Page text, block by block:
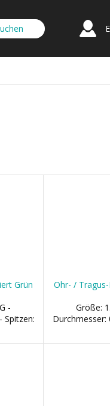
Grün
-
Spitzen:
Ohr- /
Größe:
Durchmesser: